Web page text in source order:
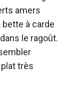
amers
à carde
le ragoût.
très